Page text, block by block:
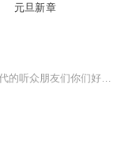
元旦新章